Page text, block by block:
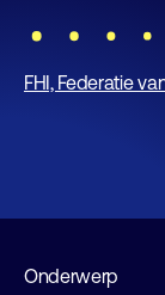
FHI, Federatie
Onderwerp